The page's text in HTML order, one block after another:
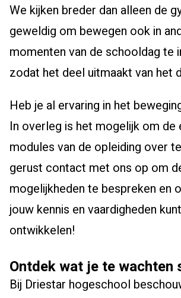
We kijken breder dan alleen de
geweldig om bewegen ook in
momenten van de schooldag te
zodat het deel uitmaakt van het
Heb je al ervaring in het
In overleg is het mogelijk om de
modules van de opleiding over
gerust contact met ons op om
mogelijkheden te bespreken en
jouw kennis en vaardigheden
ontwikkelen!
Ontdek wat je te wachten
Bij Driestar hogeschool